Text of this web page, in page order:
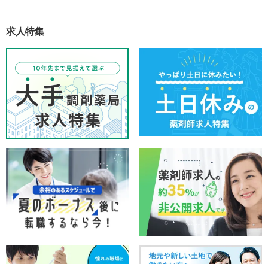
求人特集